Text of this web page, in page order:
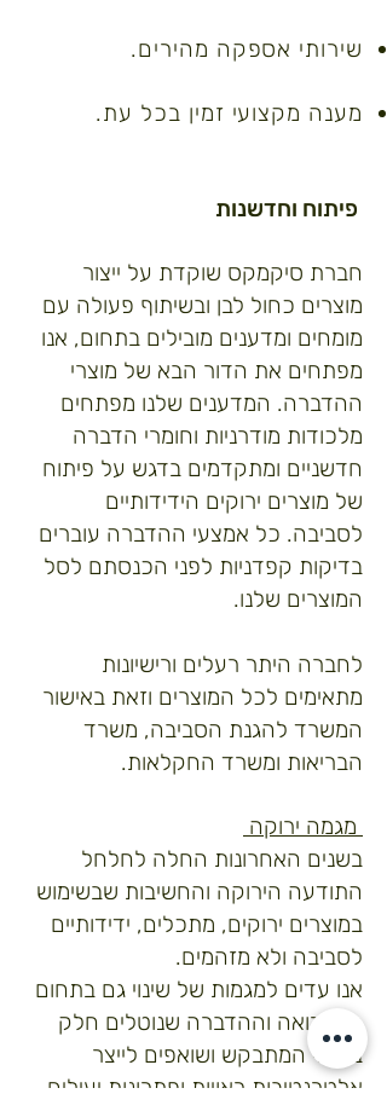
שירותי אספקה מהירים.
מענה מקצועי זמין בכל עת.
פיתוח וחדשנות
חברת סיקמקס שוקדת על ייצור
מוצרים כחול לבן ובשיתוף פעולה עם
מומחים ומדענים מובילים בתחום, אנו
מפתחים את הדור הבא של מוצרי
ההדברה. המדענים שלנו מפתחים
מלכודות מודרניות וחומרי הדברה
חדשניים ומתקדמים בדגש על פיתוח
של מוצרים ירוקים הידידותיים
לסביבה. כל אמצעי ההדברה עוברים
בדיקות קפדניות לפני הכנסתם לסל
המוצרים שלנו.
לחברה היתר רעלים ורישיונות
מתאימים לכל המוצרים וזאת באישור
המשרד להגנת הסביבה, משרד
הבריאות ומשרד החקלאות.
מגמה ירוקה
בשנים האחרונות החלה לחלחל
התודעה הירוקה והחשיבות שבשימוש
במוצרים ירוקים, מתכלים, ידידותיים
לסביבה ולא מזהמים.
אנו עדים למגמות של שינוי גם בתחום
התברואה וההדברה שנוטלים חלק
בשינוי המתבקש ושואפים לייצר
אלטרנטיבות ראויות ופתרונות יעילים